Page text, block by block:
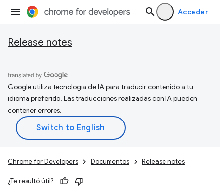
Acceder
Release notes
Google utiliza tecnología de IA para traducir contenido a tu
idioma preferido. Las traducciones realizadas con IA pueden
contener errores.
Chrome for Developers Documentos Release notes
¿Te resultó útil?